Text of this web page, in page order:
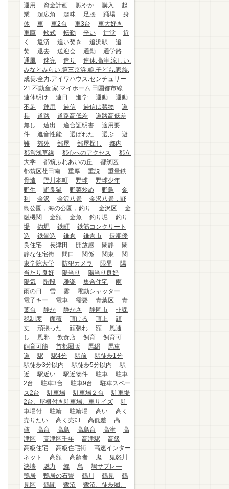
運用
資金計画 賑やか 購入
起
業
超広角 趣味 足腰 踊場
身
体
車 車2台 車3台
車大好き
車庫
軟式 転勤 辛い 辻堂
近
く
返済 追い焚き 追浜駅
追
焚
退去 送迎会 通勤
通学路
通風
速完 造り
連休.高津.涼しい.
みなとみらい.第三京浜.娘.子ども.家族.
成長.全力.アイワハウス.センチュリー
21.不動産.家.マイホーム.田園都市線.
連休明け
連日 進学 運動
運動
不足
運用 過信 過信は禁物
道
具
道路 道路高低差
道路高低差
無し
遠出 適合証明書
適用要
件
遮音性能 選ばれた 選ぶ
避
難
郊外 部屋 部屋探し
都内
都営浅草線
都心へのアクセス
都立
大学
都筑ふれあいの丘
都筑区
都筑区荏田南
重厚 重説
重量鉄
骨造
野川本町 野球
野球少年
野生
野良猫 野菜炒め 野鳥
金
利
金沢 金沢八景
金沢八景，野
島公園，海の公園，釣り
金沢区
金
融機関
金額 金魚 釣り堀
釣り
場
釣堀 鉄町
鉄筋コンクリート
造
鉄骨造 鎌倉 鎌倉市
長期優
良住宅
長津田 開放感 閑静
閑
静な住宅街
間口 関係 関東
関
東学院大学
防犯カメラ 限界
陽
当たり良好
陽当り
陽当り良好
陽気
階段 雅楽 集合住宅
雨
雨の日
雪 雲
電動シャッター
電子キー
電車 需要 青葉区
青
葉台
静か 静かさ 静岡市
非課
税制度
面積 頂ける 頂上
頑
丈
頑張った 頑張れ 額
風通
し
風邪 飲食店 飼育
飼育可
飼育可能
首都圏版 馬絹
馬車
道
駅 駅4分 駅前
駅徒歩1分
駅徒歩3分以内
駅徒歩5分以内
駅
近
駅近い 駅近物件 駐車
駐車
2台
駐車3台 駐車9台
駐車スペー
ス2台
駐車場 駐車場２台
駐車場
2台、屋根付き駐車場、車サイズ
駐
車場付
駐輪 駐輪場 高い
高く
売りたい
高く売却 高低差
高
値
高台 高島 高島台 高津
高
津区
高津区千年 高津駅
高級
高級住宅
高級住宅街
高速インター
ネット
高額 高齢者 鬼
鬼怒川
決壊
魅力 鯉 鳥
鳩サブレ―
鴨居
鴨居の石畳 鶴川 鶴見
鶴
見区
鶴間 鷺沼
鷺沼、徒歩圏、